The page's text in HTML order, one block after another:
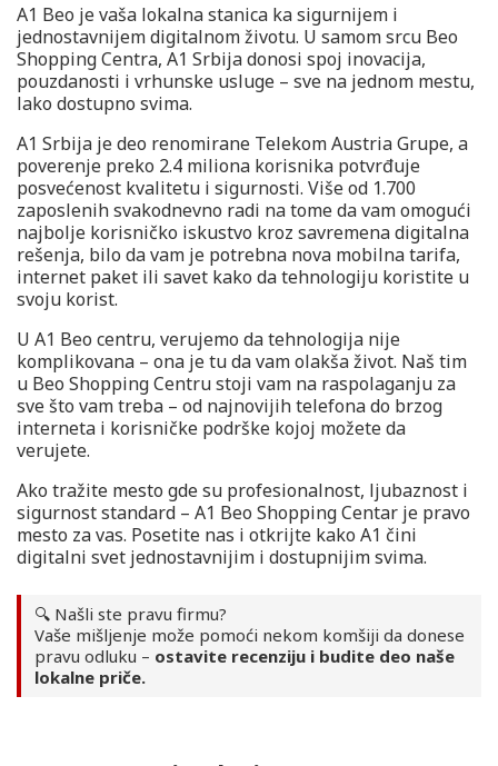
A1 Beo je vaša lokalna stanica ka sigurnijem i
jednostavnijem digitalnom životu. U samom srcu Beo
Shopping Centra, A1 Srbija donosi spoj inovacija,
pouzdanosti i vrhunske usluge – sve na jednom mestu,
lako dostupno svima.
A1 Srbija je deo renomirane Telekom Austria Grupe, a
poverenje preko 2.4 miliona korisnika potvrđuje
posvećenost kvalitetu i sigurnosti. Više od 1.700
zaposlenih svakodnevno radi na tome da vam omogući
najbolje korisničko iskustvo kroz savremena digitalna
rešenja, bilo da vam je potrebna nova mobilna tarifa,
internet paket ili savet kako da tehnologiju koristite u
svoju korist.
U A1 Beo centru, verujemo da tehnologija nije
komplikovana – ona je tu da vam olakša život. Naš tim
u Beo Shopping Centru stoji vam na raspolaganju za
sve što vam treba – od najnovijih telefona do brzog
interneta i korisničke podrške kojoj možete da
verujete.
Ako tražite mesto gde su profesionalnost, ljubaznost i
sigurnost standard – A1 Beo Shopping Centar je pravo
mesto za vas. Posetite nas i otkrijte kako A1 čini
digitalni svet jednostavnijim i dostupnijim svima.
🔍 Našli ste pravu firmu?
Vaše mišljenje može pomoći nekom komšiji da donese
pravu odluku – ostavite recenziju i budite deo naše
lokalne priče.